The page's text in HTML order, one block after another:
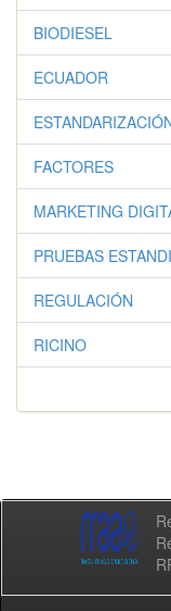
BIODIESEL
ECUADOR
FACTORES
MARKETING
PRUEBAS
REGULACIÓN
RICINO